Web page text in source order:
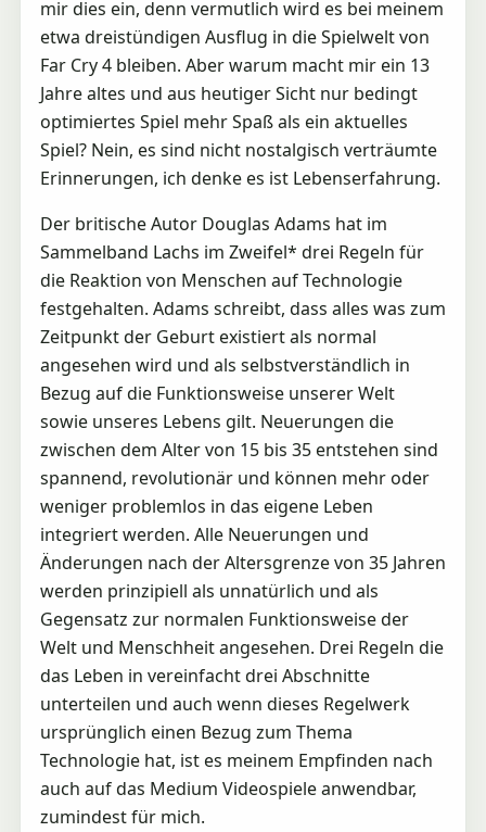
mir dies ein, denn vermutlich wird es bei meinem
etwa dreistündigen Ausflug in die Spielwelt von
Far Cry 4 bleiben. Aber warum macht mir ein 13
Jahre altes und aus heutiger Sicht nur bedingt
optimiertes Spiel mehr Spaß als ein aktuelles
Spiel? Nein, es sind nicht nostalgisch verträumte
Erinnerungen, ich denke es ist Lebenserfahrung.
Der britische Autor Douglas Adams hat im
Sammelband Lachs im Zweifel* drei Regeln für
die Reaktion von Menschen auf Technologie
festgehalten. Adams schreibt, dass alles was zum
Zeitpunkt der Geburt existiert als normal
angesehen wird und als selbstverständlich in
Bezug auf die Funktionsweise unserer Welt
sowie unseres Lebens gilt. Neuerungen die
zwischen dem Alter von 15 bis 35 entstehen sind
spannend, revolutionär und können mehr oder
weniger problemlos in das eigene Leben
integriert werden. Alle Neuerungen und
Änderungen nach der Altersgrenze von 35 Jahren
werden prinzipiell als unnatürlich und als
Gegensatz zur normalen Funktionsweise der
Welt und Menschheit angesehen. Drei Regeln die
das Leben in vereinfacht drei Abschnitte
unterteilen und auch wenn dieses Regelwerk
ursprünglich einen Bezug zum Thema
Technologie hat, ist es meinem Empfinden nach
auch auf das Medium Videospiele anwendbar,
zumindest für mich.